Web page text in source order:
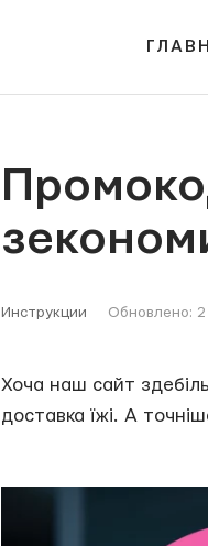
Инструкции Обновлено: 2
Хоча наш сайт
доставка їжі. А